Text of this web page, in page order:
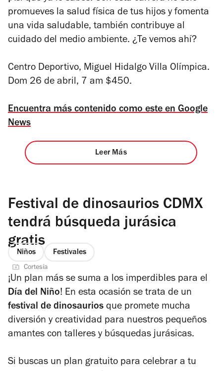
promueves la salud física de tus hijos y fomenta
una vida saludable, también contribuye al
cuidado del medio ambiente. ¿Te vemos ahí?
Centro Deportivo, Miguel Hidalgo Villa Olímpica.
Dom 26 de abril, 7 am $450.
Encuentra más contenido como este en Google
News
Leer Más
Festival de dinosaurios CDMX
tendrá búsqueda jurásica
gratis
Niños Festivales
Cortesía
¡Un plan más se suma a los imperdibles para el
Día del Niño! En esta ocasión se trata de un
festival de dinosaurios que promete mucha
diversión y creatividad para nuestros pequeños
amantes con talleres y búsquedas jurásicas.
Si buscas un plan gratuito para celebrar a tu